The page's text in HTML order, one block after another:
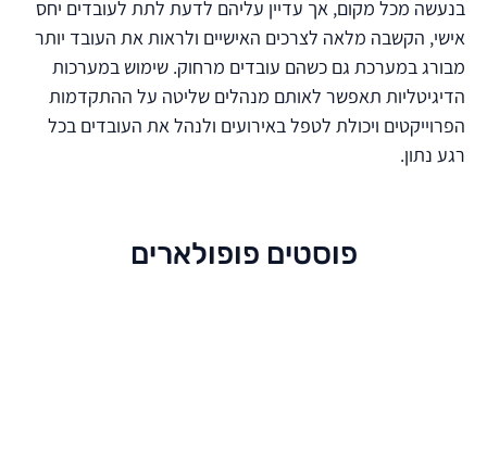
בנעשה מכל מקום, אך עדיין עליהם לדעת לתת לעובדים יחס
אישי, הקשבה מלאה לצרכים האישיים ולראות את העובד יותר
מבורג במערכת גם כשהם עובדים מרחוק. שימוש במערכות
הדיגיטליות תאפשר לאותם מנהלים שליטה על ההתקדמות
הפרוייקטים ויכולת לטפל באירועים ולנהל את העובדים בכל
רגע נתון.
פוסטים פופולארים